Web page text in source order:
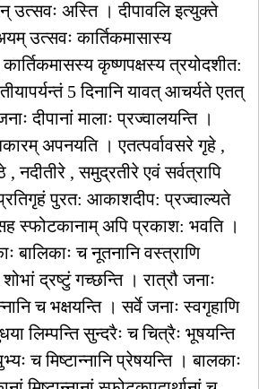
उत्सवः अस्ति । दीपावलि इत्युक्ते
उत्सवः कार्तिकमासास्य
कृष्णपक्षस्य त्रयोदशीत:
5 दिनानि यावत् आचर्यते एतत्
दीपानां मालाः प्रज्वालयन्ति ।
अपनयति । एतत्पर्वावसरे गृहे ,
, समुद्रतीरे एवं सर्वत्रापि
पुरत: आकाशदीप: प्रज्वाल्यते
स्फोटकानाम् अपि प्रकाश: भवति ।
बालिकाः च नूतनानि वस्त्राणि
द्रष्टुं गच्छन्ति । रात्रौ जनाः
च भक्षयन्ति । सर्वे जनाः स्वगृहाणि
लिम्पन्ति सुन्दरैः च चित्रैः भूषयन्ति
च मिष्टान्नानि प्रेषयन्ति । बालकाः